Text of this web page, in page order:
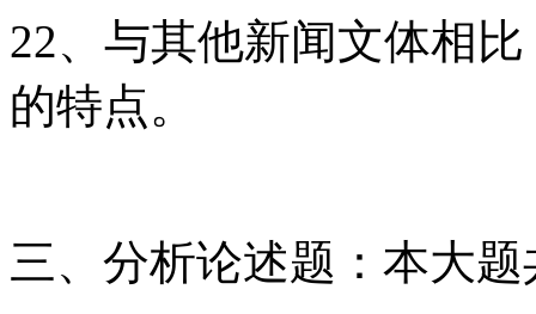
22、与其他新闻文体相
的特点。
三、分析论述题：本大